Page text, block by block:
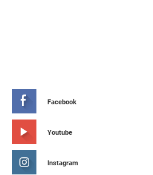
Facebook
Youtube
Instagram